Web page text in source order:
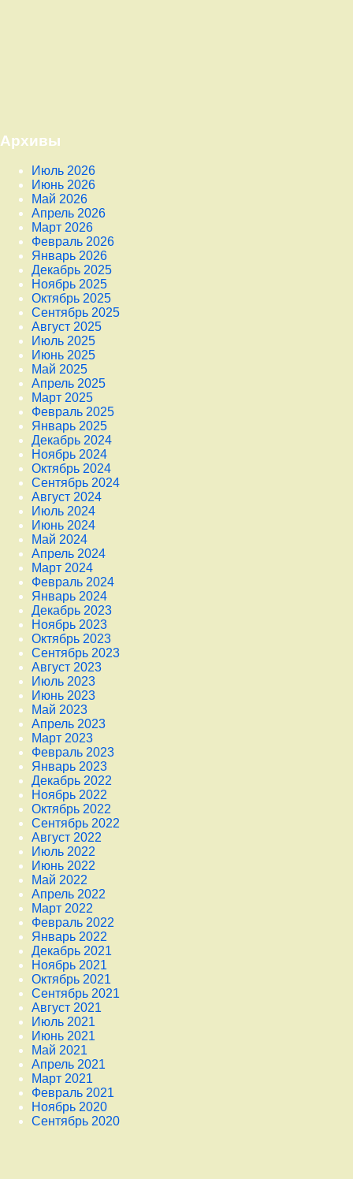
Архивы
Июль 2026
Июнь 2026
Май 2026
Апрель 2026
Март 2026
Февраль 2026
Январь 2026
Декабрь 2025
Ноябрь 2025
Октябрь 2025
Сентябрь 2025
Август 2025
Июль 2025
Июнь 2025
Май 2025
Апрель 2025
Март 2025
Февраль 2025
Январь 2025
Декабрь 2024
Ноябрь 2024
Октябрь 2024
Сентябрь 2024
Август 2024
Июль 2024
Июнь 2024
Май 2024
Апрель 2024
Март 2024
Февраль 2024
Январь 2024
Декабрь 2023
Ноябрь 2023
Октябрь 2023
Сентябрь 2023
Август 2023
Июль 2023
Июнь 2023
Май 2023
Апрель 2023
Март 2023
Февраль 2023
Январь 2023
Декабрь 2022
Ноябрь 2022
Октябрь 2022
Сентябрь 2022
Август 2022
Июль 2022
Июнь 2022
Май 2022
Апрель 2022
Март 2022
Февраль 2022
Январь 2022
Декабрь 2021
Ноябрь 2021
Октябрь 2021
Сентябрь 2021
Август 2021
Июль 2021
Июнь 2021
Май 2021
Апрель 2021
Март 2021
Февраль 2021
Ноябрь 2020
Сентябрь 2020